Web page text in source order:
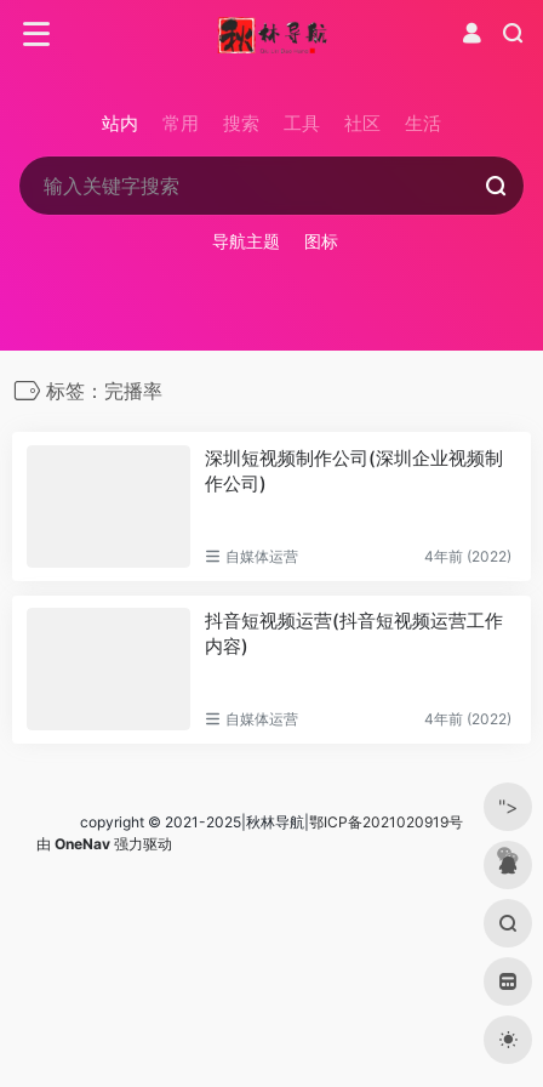
站内 常用 搜索 工具 社区 生活
导航主题 图标
标签：完播率
深圳短视频制作公司(深圳企业视频制
作公司)
自媒体运营 4年前 (2022)
抖音短视频运营(抖音短视频运营工作
内容)
自媒体运营 4年前 (2022)
copyright © 2021-2025|秋林导航| 鄂ICP备2021020919号
由 OneNav 强力驱动
">